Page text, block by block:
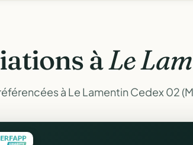
àLe
à Le Lamentin Cedex 02